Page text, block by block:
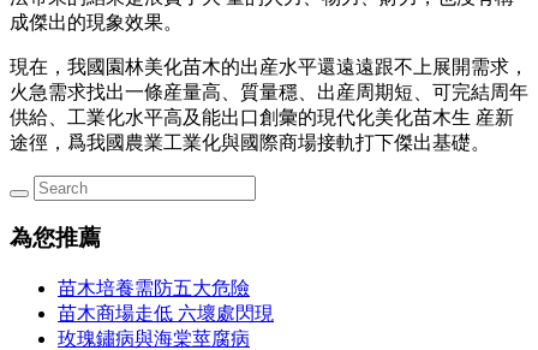
成傑出的現象效果。
現在，我國園林美化苗木的出産水平還遠遠跟不上展開需求，
火急需求找出一條産量高、質量穩、出産周期短、可完結周年
供給、工業化水平高及能出口創彙的現代化美化苗木生 産新
途徑，爲我國農業工業化與國際商場接軌打下傑出基礎。
為您推薦
苗木培養需防五大危險
苗木商場走低 六壞處閃現
玫瑰鏽病與海棠莖腐病